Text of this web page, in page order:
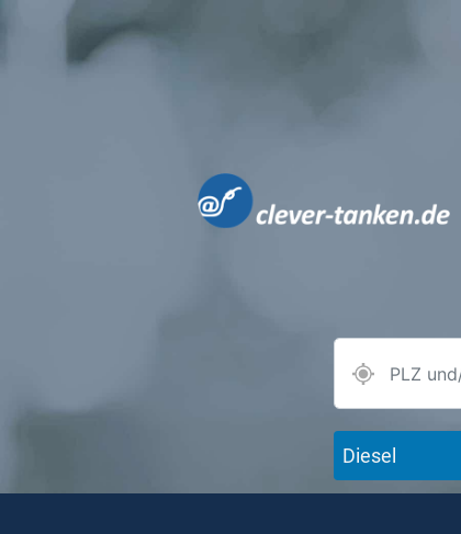
Diesel